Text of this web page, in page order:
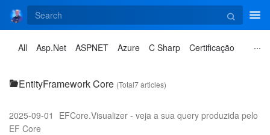
All
Asp.Net ASPNET Azure C Sharp Certificação
EntityFramework Core (Total7 articles)
2025-09-01
EFCore.Visualizer - veja a sua query produzida pelo
EF Core